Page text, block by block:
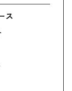
ス